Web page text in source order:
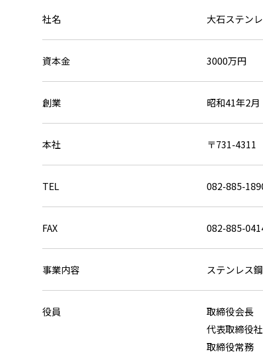
社名 大石ステン
資本金 3000万円
創業 昭和41年2月
本社 〒731-4311
TEL 082-885-
FAX 082-885-
事業内容 ステンレス
役員
取締役会長
代表取締役
取締役常務